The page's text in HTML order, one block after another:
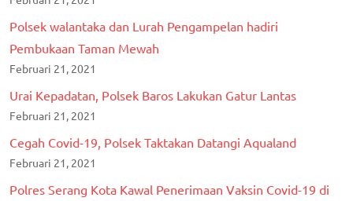
Polsek walantaka dan Lurah Pengampelan hadiri
Pembukaan Taman Mewah
Februari 21, 2021
Urai Kepadatan, Polsek Baros Lakukan Gatur Lantas
Februari 21, 2021
Cegah Covid-19, Polsek Taktakan Datangi Aqualand
Februari 21, 2021
Polres Serang Kota Kawal Penerimaan Vaksin Covid-19 di